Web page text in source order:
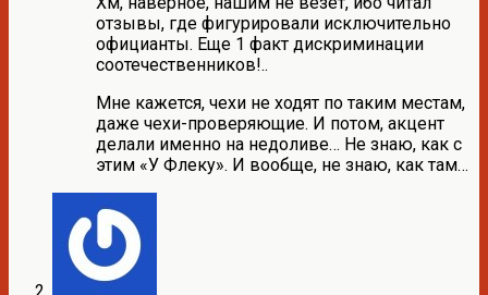
отзывы, где фигурировали исключительно
официанты. Еще 1 факт дискриминации
соотечественников!..
Мне кажется, чехи не ходят по таким местам,
даже чехи-проверяющие. И потом, акцент
делали именно на недоливе… Не знаю, как с
этим «У Флеку». И вообще, не знаю, как там…